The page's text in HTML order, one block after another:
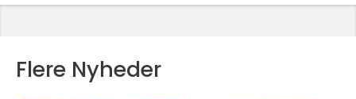
Flere Nyheder